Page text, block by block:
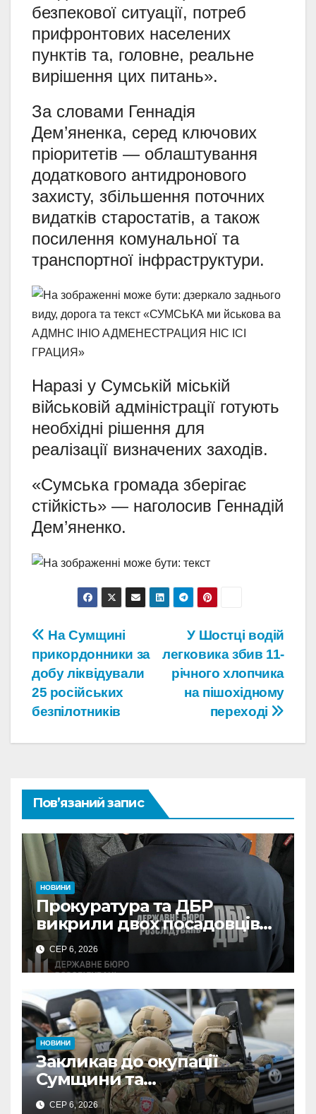
безпекової ситуації, потреб
прифронтових населених
пунктів та, головне, реальне
вирішення цих питань».
За словами Геннадія
Дем’яненка, серед ключових
пріоритетів — облаштування
додаткового антидронового
захисту, збільшення поточних
видатків старостатів, а також
посилення комунальної та
транспортної інфраструктури.
Наразі у Сумській міській
військовій адміністрації готують
необхідні рішення для
реалізації визначених заходів.
«Сумська громада зберігає
стійкість» — наголосив Геннадій
Дем’яненко.
Навігація
записів
У Шостці водій
легковика збив 11-
річного хлопчика
на пішохідному
переході
На Сумщині
прикордонники за
добу ліквідували
25 російських
безпілотників
Пов’язаний запис
НОВИНИ
Прокуратура та ДБР
викрили двох посадовців
ДПС Сумщини на вимаганні
неправомірної вигоди у
ФОПа
СЕР 6, 2026
НОВИНИ
Закликав до окупації
Сумщини та
виправдовував обстріли:
СЕР 6, 2026